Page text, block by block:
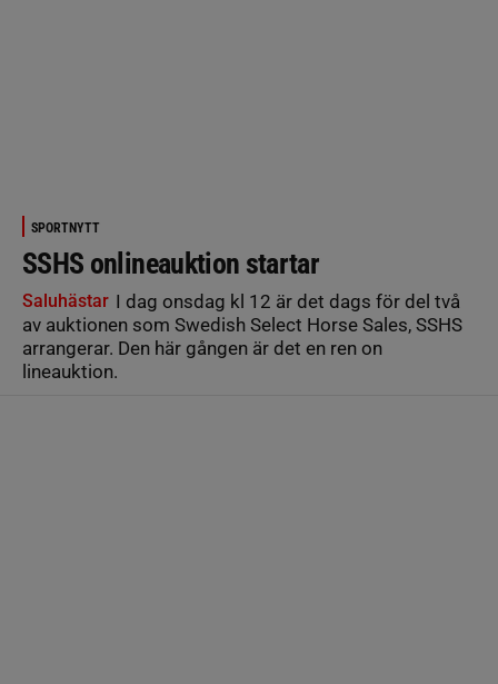
SPORTNYTT
SSHS onlineauktion startar
Saluhästar I dag onsdag kl 12 är det dags för del två
av auktionen som Swedish Select Horse Sales, SSHS
arrangerar. Den här gången är det en ren on
lineauktion.